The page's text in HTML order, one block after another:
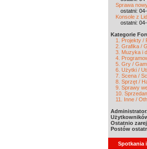
Sprawa
ostatni:
Konsole z
ostatni:
Kategorie
1. Projekty /
2. Grafika /
3. Muzyka i
4.
5. Gry /
6. Użytki /
7. Scena /
8. Sprzęt /
9. Sprawy
10.
11. Inne /
Ostatnio
Postów
Spotkania